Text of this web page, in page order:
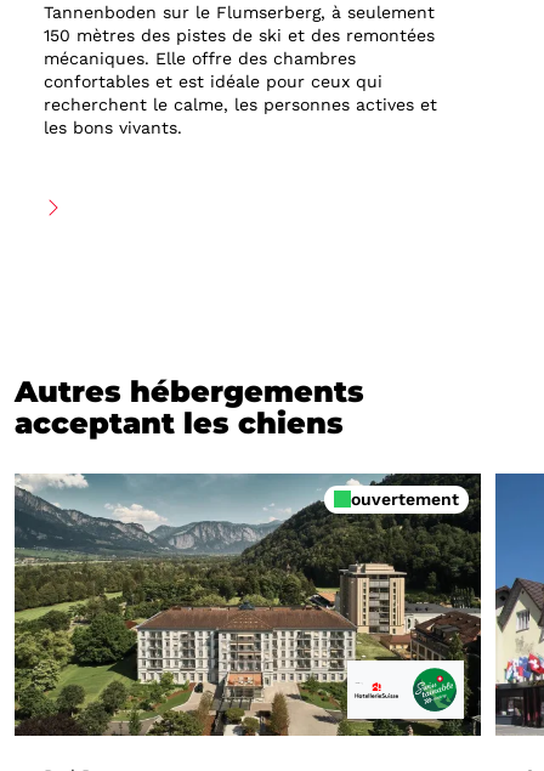
Tannenboden sur le Flumserberg, à seulement
150 mètres des pistes de ski et des remontées
mécaniques. Elle offre des chambres
confortables et est idéale pour ceux qui
recherchent le calme, les personnes actives et
les bons vivants.
Autres hébergements
acceptant les chiens
ouvertement